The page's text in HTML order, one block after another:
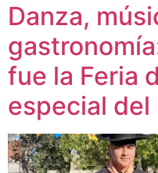
Danza,
fue la Feria
especial del